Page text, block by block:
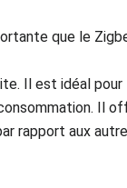
que le
Il est idéal
Il
rapport aux